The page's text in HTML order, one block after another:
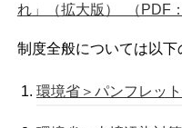
れ」（拡大版） （PDF
制度全般については以下
環境省＞パンフレッ